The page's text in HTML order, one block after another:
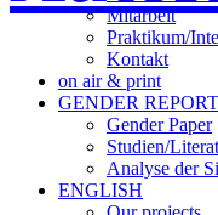
Mitarbeit
Praktikum/
Kontakt
on air & print
GENDER
Gender Paper
Studien/
Analyse der
ENGLISH